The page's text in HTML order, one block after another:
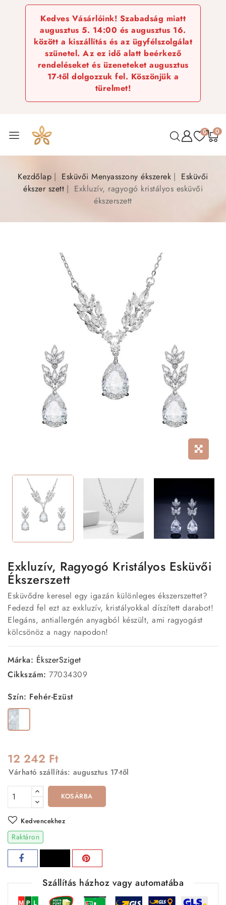
Kedves Vásárlóink! Szabadság miatt
augusztus 5. 14:00 és augusztus 16.
között a kiszállítás és az ügyfélszolgálat
szünetel. Az ez idő alatt beérkező
rendeléseket és üzeneteket augusztus
17-től dolgozzuk fel. Köszönjük a
türelmet!
0 0
Kezdőlap Esküvői Menyasszony ékszerek
Esküvői
ékszer szett
Exkluzív, ragyogó kristályos esküvői
ékszerszett
Exkluzív, Ragyogó Kristályos Esküvői
Ékszerszett
Esküvődre keresel egy igazán különleges ékszerszettet?
Fedezd fel ezt az exkluzív, kristályokkal díszített darabot!
Elegáns, antiallergén anyagból készült, ami ragyogást
kölcsönöz a nagy napodon!
Márka: ÉkszerSziget
Cikkszám: 77034309
Szín: Fehér-Ezüst
Fehér-
Ezüst
12 242 Ft
Várható szállítás: augusztus 17-től
KOSÁRBA
Kedvencekhez
Raktáron
Szállítás házhoz vagy automatába